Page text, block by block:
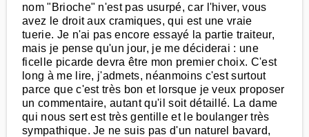
nom "Brioche" n'est pas usurpé, car l'hiver, vous
avez le droit aux cramiques, qui est une vraie
tuerie. Je n'ai pas encore essayé la partie traiteur,
mais je pense qu'un jour, je me déciderai : une
ficelle picarde devra être mon premier choix. C'est
long à me lire, j'admets, néanmoins c'est surtout
parce que c'est très bon et lorsque je veux proposer
un commentaire, autant qu'il soit détaillé. La dame
qui nous sert est très gentille et le boulanger très
sympathique. Je ne suis pas d'un naturel bavard,